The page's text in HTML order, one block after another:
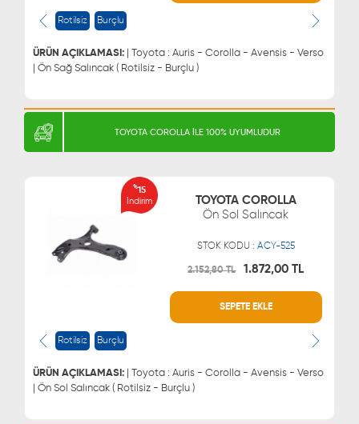
Rotilsiz Burçlu
ÜRÜN AÇIKLAMASI: | Toyota : Auris - Corolla - Avensis - Verso
| Ön Sağ Salıncak ( Rotilsiz - Burçlu )
0543 329 21 66
0543 329 21 55
TOYOTA COROLLA İLE 100% UYUMLUDUR
%15
İndirim
TOYOTA COROLLA
Ön Sol Salıncak
STOK KODU : ACY-525
2.152,80 TL 1.872,00 TL
SEPETE EKLE
Rotilsiz Burçlu
ÜRÜN AÇIKLAMASI: | Toyota : Auris - Corolla - Avensis - Verso
| Ön Sol Salıncak ( Rotilsiz - Burçlu )
0543 329 21 66
0543 329 21 55